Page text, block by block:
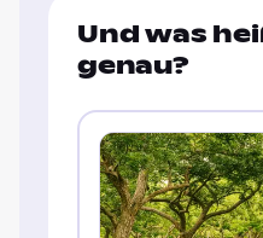
Und was
genau?